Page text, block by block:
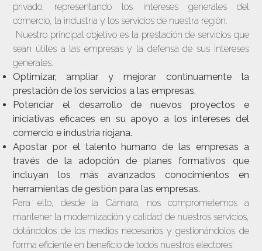
privado, representando los intereses generales del
comercio, la industria y los servicios de nuestra región.
Nuestro principal objetivo es la prestación de servicios que
sean útiles a las empresas y la defensa de sus intereses
generales.
Optimizar, ampliar y mejorar continuamente la
prestación de los servicios a las empresas.
Potenciar el desarrollo de nuevos proyectos e
iniciativas eficaces en su apoyo a los intereses del
comercio e industria riojana.
Apostar por el talento humano de las empresas a
través de la adopción de planes formativos que
incluyan los más avanzados conocimientos en
herramientas de gestión para las empresas.
Para ello, desde la Cámara, nos comprometemos a
mantener la modernización y calidad de nuestros servicios,
dotándolos de los medios necesarios y gestionándolos de
forma eficiente en beneficio de todos nuestros electores.